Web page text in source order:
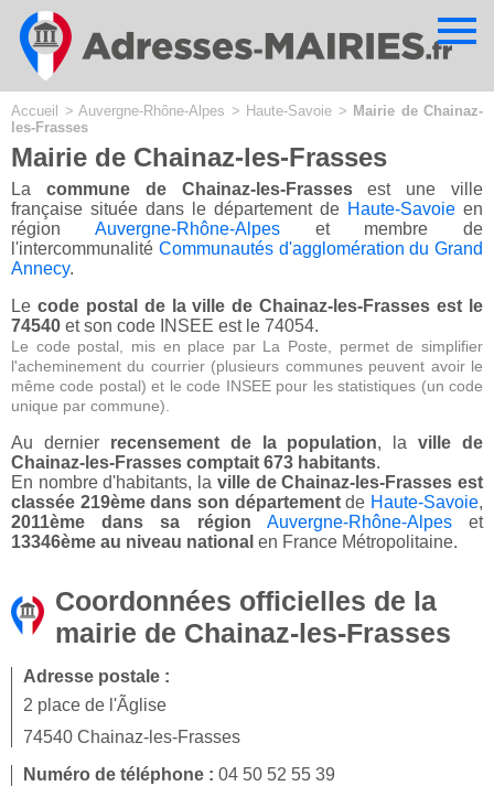
Accueil > Auvergne-Rhône-Alpes > Haute-Savoie > Mairie de Chainaz-
les-Frasses
Mairie de Chainaz-les-Frasses
La commune de Chainaz-les-Frassesest une ville
française située dans le département de Haute-Savoie en
région Auvergne-Rhône-Alpeset membre de
l'intercommunalité Communautés d'agglomération du Grand
Annecy.
Le code postal de la ville de Chainaz-les-Frasses est le
74540 et son code INSEE est le 74054.
Le code postal, mis en place par La Poste, permet de simplifier
l'acheminement du courrier (plusieurs communes peuvent avoir le
même code postal) et le code INSEE pour les statistiques (un code
unique par commune).
Au dernier recensement de la population, laville de
Chainaz-les-Frasses comptait 673 habitants.
En nombre d'habitants, la ville de Chainaz-les-Frasses est
classée 219ème dans son départementde Haute-Savoie,
2011ème dans sa région
Auvergne-Rhône-Alpeset
13346ème au niveau national en France Métropolitaine.
Coordonnées officielles de la
mairie de Chainaz-les-Frasses
Adresse postale :
2 place de l'Ãglise
74540 Chainaz-les-Frasses
Numéro de téléphone : 04 50 52 55 39
Cookies management panel